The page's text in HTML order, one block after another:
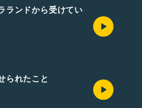
ランドから受けてい
られたこと